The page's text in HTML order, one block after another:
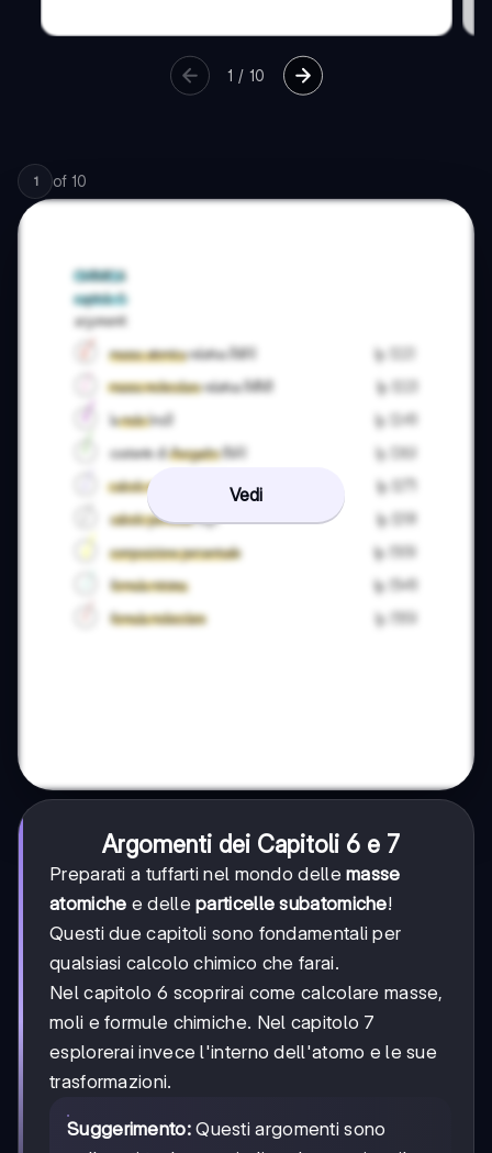
1 / 10
1 of 10
Vedi
Argomenti dei Capitoli 6 e 7
Preparati a tuffarti nel mondo dellemasse
atomiche e delleparticelle subatomiche!
Questi due capitoli sono fondamentali per
qualsiasi calcolo chimico che farai.
Nel capitolo 6 scoprirai come calcolare masse,
moli e formule chimiche. Nel capitolo 7
esplorerai invece l'interno dell'atomo e le sue
trasformazioni.
Suggerimento:Questi argomenti sono